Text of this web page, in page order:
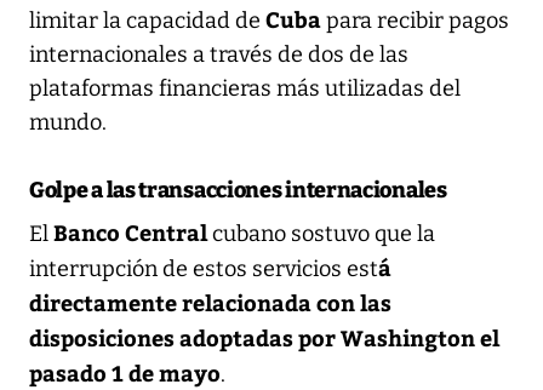
limitar la capacidad de Cubapara recibir pagos
internacionales a través de dos de las
plataformas financieras más utilizadas del
mundo.
Golpe a las transacciones internacionales
ElBanco Centralcubano sostuvo que la
interrupción de estos servicios está
directamente relacionada con las
disposiciones adoptadas por Washington el
pasado 1 de mayo.